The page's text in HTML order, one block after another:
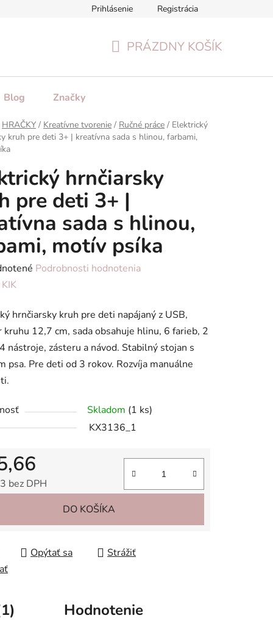
Formulár na odstúpenie od zmluvy
Prihlásenie Registrácia
PRÁZDNY KOŠÍK
Blog Značky
HRAČKY / Kreatívne tvorenie / Ručné práce / Elektrický
kruh pre deti 3+ | kreatívna sada s hlinou, farbami,
hrnčiarsky
pre deti 3+ |
sada s hlinou,
motív psíka
Podrobnosti hodnotenia
KIK
hrnčiarsky kruh pre deti napájaný z USB,
kruhu 12,7 cm, sada obsahuje hlinu, 6 farieb, 2
nástroje, zásteru a návod. Stabilný stojan s
psa. Pre deti od 3 rokov. Rozvíja manuálne
Skladom (1 ks)
KX3136_1
bez DPH
DO KOŠÍKA
Opýtať sa
Strážiť
Hodnotenie